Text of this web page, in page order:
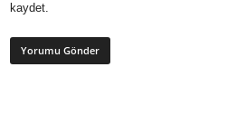
kaydet.